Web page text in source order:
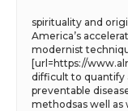
spirituality and
America’s
modernist
[url=https://
difficult to quantify
preventable
methodsas well as